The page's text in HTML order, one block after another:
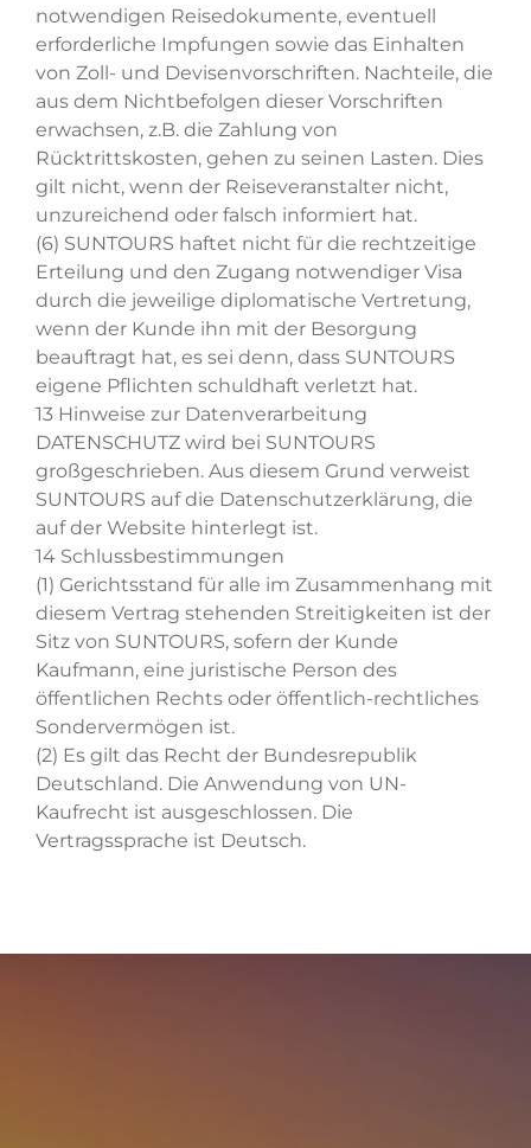
notwendigen Reisedokumente, eventuell
erforderliche Impfungen sowie das Einhalten
von Zoll- und Devisenvorschriften. Nachteile, die
aus dem Nichtbefolgen dieser Vorschriften
erwachsen, z.B. die Zahlung von
Rücktrittskosten, gehen zu seinen Lasten. Dies
gilt nicht, wenn der Reiseveranstalter nicht,
unzureichend oder falsch informiert hat.
(6) SUNTOURS haftet nicht für die rechtzeitige
Erteilung und den Zugang notwendiger Visa
durch die jeweilige diplomatische Vertretung,
wenn der Kunde ihn mit der Besorgung
beauftragt hat, es sei denn, dass SUNTOURS
eigene Pflichten schuldhaft verletzt hat.
13 Hinweise zur Datenverarbeitung
DATENSCHUTZ wird bei SUNTOURS
großgeschrieben. Aus diesem Grund verweist
SUNTOURS auf die Datenschutzerklärung, die
auf der Website hinterlegt ist.
14 Schlussbestimmungen
(1) Gerichtsstand für alle im Zusammenhang mit
diesem Vertrag stehenden Streitigkeiten ist der
Sitz von SUNTOURS, sofern der Kunde
Kaufmann, eine juristische Person des
öffentlichen Rechts oder öffentlich-rechtliches
Sondervermögen ist.
(2) Es gilt das Recht der Bundesrepublik
Deutschland. Die Anwendung von UN-
Kaufrecht ist ausgeschlossen. Die
Vertragssprache ist Deutsch.